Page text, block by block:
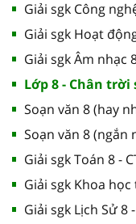
Giải sgk Công
Giải sgk Hoạt
Giải sgk Âm nhạc
Lớp 8 - Chân trời
Soạn văn 8 (hay
Soạn văn 8 (ngắn
Giải sgk Toán 8 -
Giải sgk Khoa học
Giải sgk Lịch Sử 8